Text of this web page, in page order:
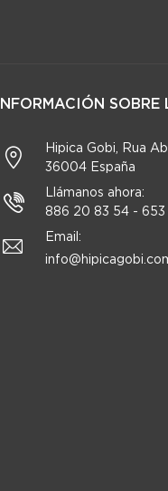
INFORMACIÓN
Hipica Gobi, Rua
36004 España
Llámanos ahora:
886 20 83 54 - 653
Email: